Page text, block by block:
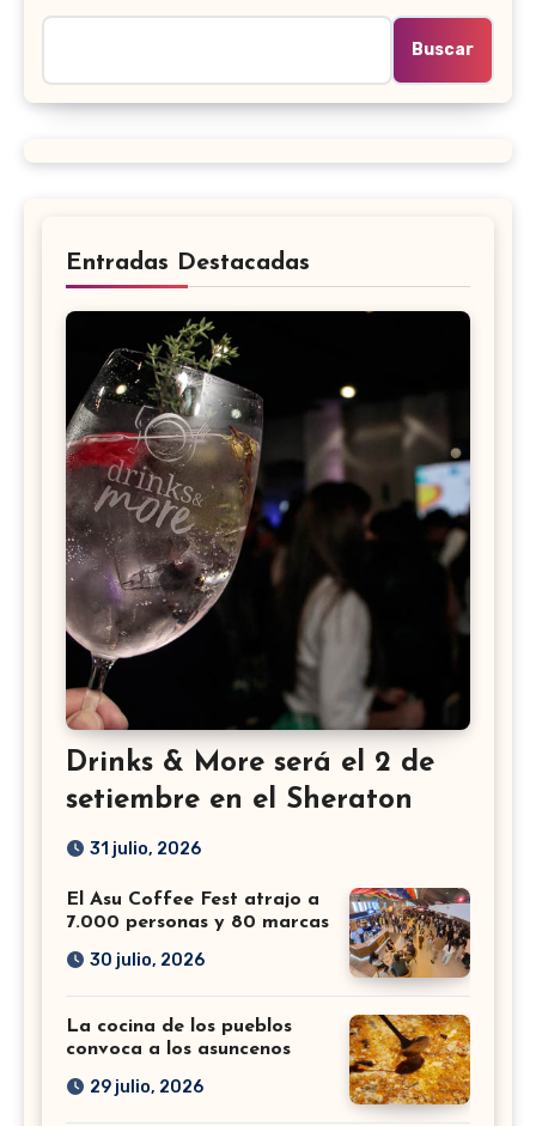
Buscar
Entradas Destacadas
Drinks & More será el 2 de
setiembre en el Sheraton
31 julio, 2026
El Asu Coffee Fest atrajo a
7.000 personas y 80 marcas
30 julio, 2026
La cocina de los pueblos
convoca a los asuncenos
29 julio, 2026